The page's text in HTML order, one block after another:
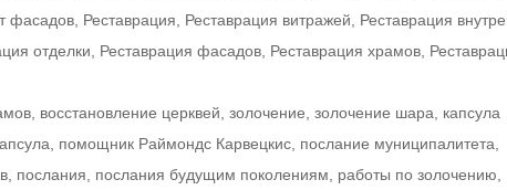
фасадов, Реставрация, Реставрация витражей, Реставрация
отделки, Реставрация фасадов, Реставрация храмов,
, восстановление церквей,золочение,золочение шара, капсула
, помощник Раймондс Карвецкис, послание муниципалитета,
, послания, послания будущим поколениям, работы по золочению,